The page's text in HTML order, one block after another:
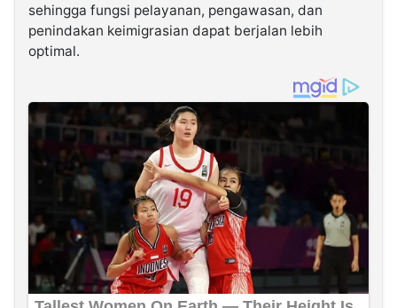
sehingga fungsi pelayanan, pengawasan, dan
penindakan keimigrasian dapat berjalan lebih
optimal.